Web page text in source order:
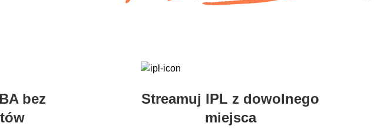
bez
Streamuj IPL z dowolnego
miejsca